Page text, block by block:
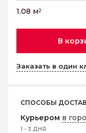
1.08 м2
В
Заказать в один
СПОСОБЫ
Курьером в
1 - 3 ДНЯ